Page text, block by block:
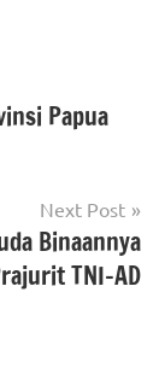
Papua
Next Post
Binaannya
TNI-AD